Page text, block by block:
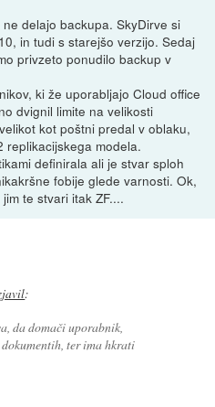
delajo backupa. SkyDirve si
in tudi s starejšo verzijo. Sedaj
privzeto ponudilo backup v
ki že uporabljajo Cloud office
dvignil limite na velikosti
kot poštni predal v oblaku,
replikacijskega modela.
definirala ali je stvar sploh
fobije glede varnosti. Ok,
te stvari itak ZF....
:
da domači uporabnik,
ter ima hkrati